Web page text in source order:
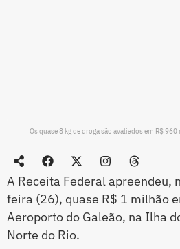
Os quase 8 kg de droga são avaliados em R$
A Receita Federal apreendeu,
feira (26), quase R$ 1 milhão
Aeroporto do Galeão, na Ilha
Norte do Rio.